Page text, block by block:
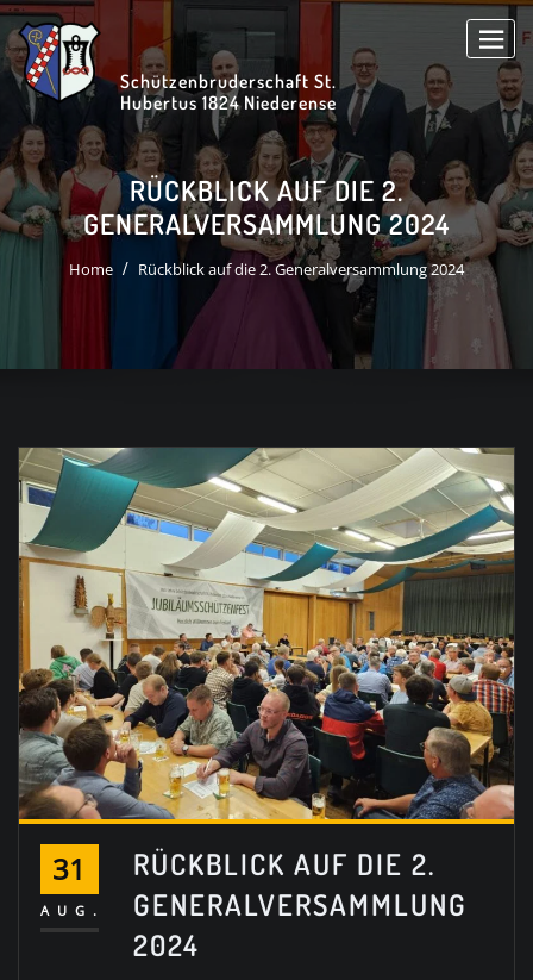
Skip
to
content
Schützenbruderschaft St.
Hubertus 1824 Niederense
RÜCKBLICK AUF DIE 2.
GENERALVERSAMMLUNG 2024
Home Rückblick auf die 2. Generalversammlung 2024
31
AUG.
RÜCKBLICK AUF DIE 2.
GENERALVERSAMMLUNG
2024